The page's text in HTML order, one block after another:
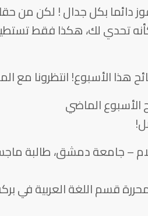
دائما بكل جدال ! لكن من
تحدي لك، هكذا فقط
هذا الأسبوع! انتظرونا مع
الأسبوع الماضي
– جامعة دمشق، طالبة
قسم اللغة العربية في